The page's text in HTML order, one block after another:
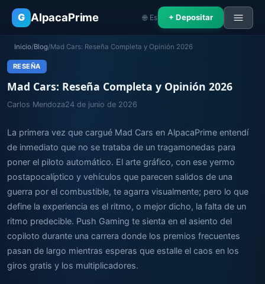
G AlpacaPrime 🌐 Es + Depositar
Inicio/Blog/Mad Cars: Reseña Completa y Opinión 2026
RESEÑA
Mad Cars: Reseña Completa y Opinión 2026
Carlos Mendoza24 de junio de 2026
La primera vez que cargué Mad Cars en AlpacaPrime entendí
de inmediato que no se trataba de un tragamonedas para
poner el piloto automático. El arte gráfico, con ese yermo
postapocalíptico y vehículos que parecen salidos de una
guerra por el combustible, te agarra visualmente; pero lo que
define la experiencia es el ritmo, o mejor dicho, la falta de un
ritmo predecible. Push Gaming te sienta en el asiento del
copiloto durante una carrera donde los premios frecuentes
pasan de largo mientras esperas que estalle el caos en los
giros gratis y los multiplicadores.